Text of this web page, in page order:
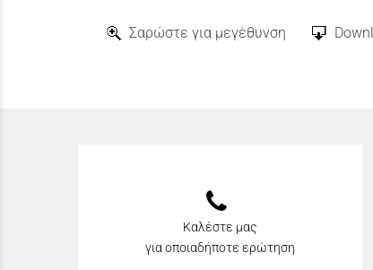
Σαρώστε για μεγέθυνση
Καλέστε μας
για οποιαδήποτε ερώτηση